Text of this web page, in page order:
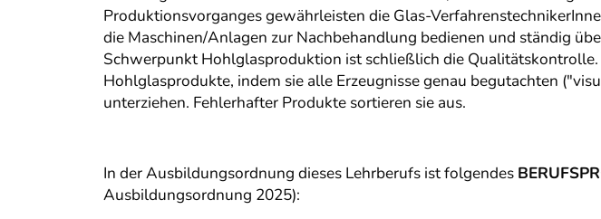
Produktionsvorganges gewährleisten die Glas-
die Maschinen/Anlagen zur Nachbehandlung bedienen und ständig
Schwerpunkt Hohlglasproduktion ist schließlich die
Hohlglasprodukte, indem sie alle Erzeugnisse genau begutachten
unterziehen. Fehlerhafter Produkte sortieren sie aus.
In der Ausbildungsordnung dieses Lehrberufs ist folgendes
Ausbildungsordnung 2025):